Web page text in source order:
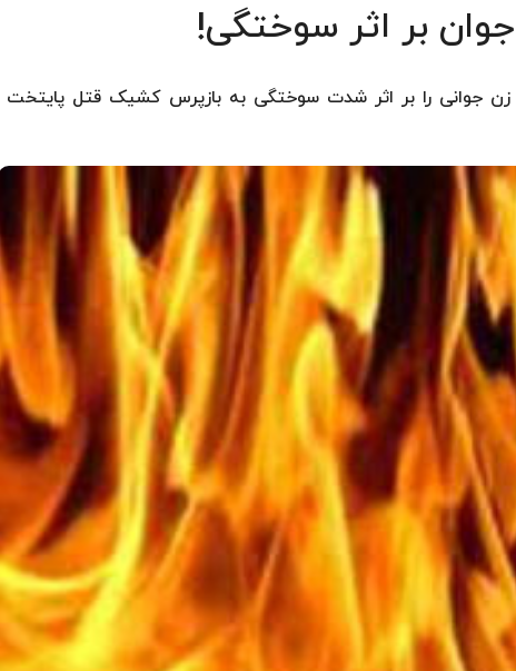
بر اثر سوختگی!
۱۱ هفت چنار مرگ زن جوانی را بر اثر شدت سوختگی به بازپرس کشیک قتل پایتخت